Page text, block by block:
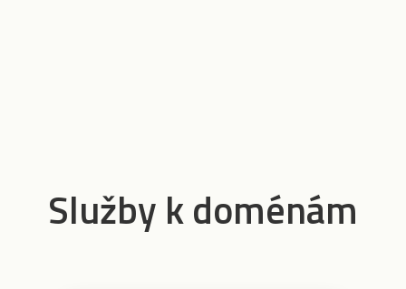
Služby k doménám